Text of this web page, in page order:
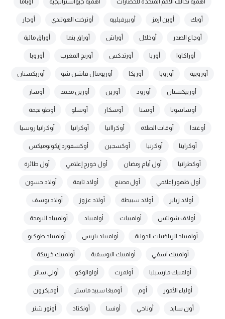
أهمية تحالف الأمم المتحدة للحضارات أهمية جيواستراتيجية أوباما
أوبك أوبن آرمز أوبيرفيلييه أوترخت الهولندي أوجار
أوجاع الصدر أوخلال أوراش أوراق بنما أوراق مالية
أوراكاوا أوربا أورثدكس أورنج المغرب أوروبا
أوروبية أورويا أوريكا أوريونتال فاشن شو أوزبكستان
أوزبيكستان أوزود أوزين أوزين محمد أوسار
أوساسونا أوستا أوسكار أوسلو أوطو نجمة
أوغندا أوقات الصلاة أوكراانيا أوكرانيا أوكرانيا روسيا
أوكراينا أوكرنيا أوكسجين أوكسفورد إيكونوميكس
أوكطرانيا أول أيام رمضان أول خورج إعلامي أول طائرة
أول ظهور إعلامي أول مصنع أولاد تايمة أولاد حسون
أولاد زباير أولاد سبيطة أولاد عزوز أولاد يوسف
أولاف شولتس أولمبيات أولمبياد أولمبياد البرمجة
أولمبياد الرياضيات الدولية أولمبياد باريس أولمبياد طوكيو
أولمبيك آسفي أولمبيك اليوسفية أولمبيك خريبكة
أولمبيك مارسيليا أولمرت أولوالوكو أولي ساتر
أولياء الأمور أوم أوميغا سبيد ماستر أوميكرون
أون سايد أوناحي أونسا أونكتاد أونور شنر